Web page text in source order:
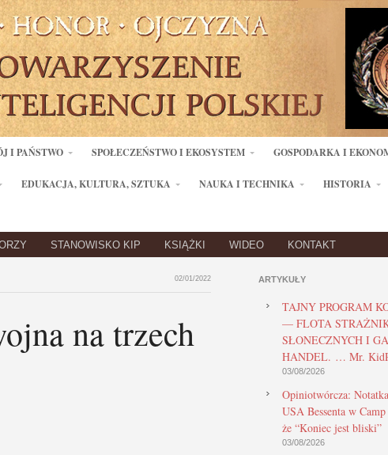
I PAŃSTWO SPOŁECZEŃSTWO I EKOSYSTEM GOSPODARKA I
EDUKACJA, KULTURA, SZTUKA NAUKA I TECHNIKA HISTORIA
STANOWISKO KIP KSIĄŻKI WIDEO KONTAKT
02/01/2022
na trzech
ARTYKUŁY
TAJNY PROGRAM
— FLOTA
SŁONECZNYCH I
HANDEL. … Mr.
03/08/2026
Opiniotwórcza:
USA Bessenta w
że “Koniec jest bliski”
03/08/2026